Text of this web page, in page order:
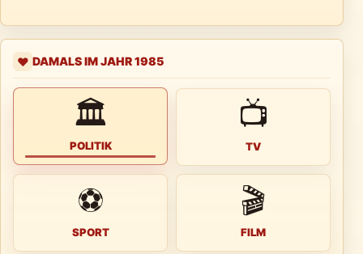
❤️ DAMALS IM JAHR 1985
🏛
POLITIK
📺
TV
⚽
SPORT
🎬
FILM